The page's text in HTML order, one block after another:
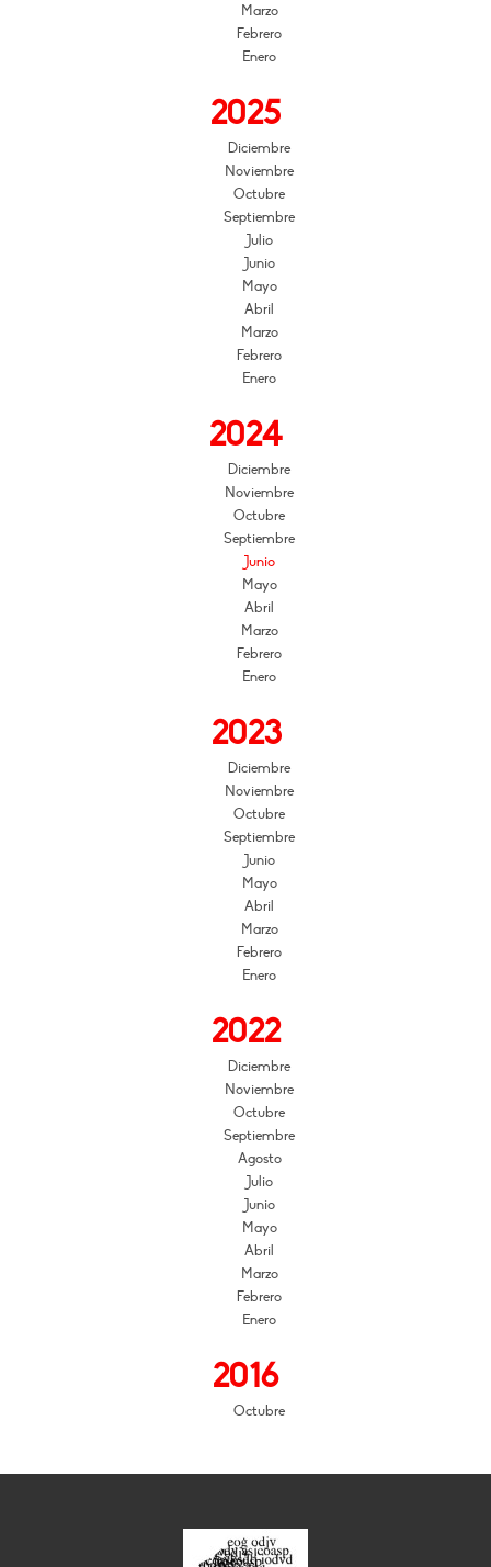
Marzo
Febrero
Enero
2025
Diciembre
Noviembre
Octubre
Septiembre
Julio
Junio
Mayo
Abril
Marzo
Febrero
Enero
2024
Diciembre
Noviembre
Octubre
Septiembre
Junio
Mayo
Abril
Marzo
Febrero
Enero
2023
Diciembre
Noviembre
Octubre
Septiembre
Junio
Mayo
Abril
Marzo
Febrero
Enero
2022
Diciembre
Noviembre
Octubre
Septiembre
Agosto
Julio
Junio
Mayo
Abril
Marzo
Febrero
Enero
2016
Octubre